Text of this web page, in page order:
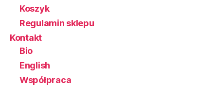
Koszyk
Regulamin sklepu
Kontakt
Bio
English
Współpraca